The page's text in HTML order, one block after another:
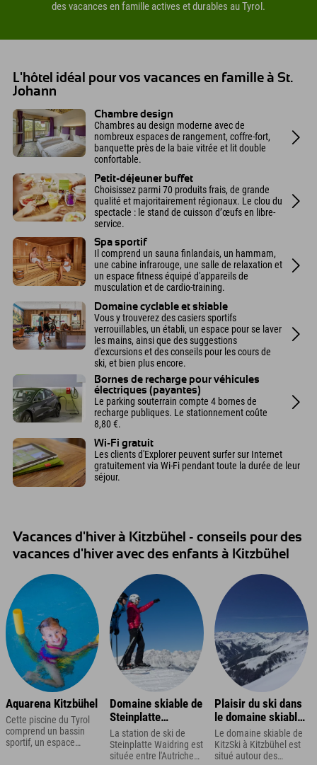
des vacances en famille actives et durables au Tyrol.
L'hôtel idéal pour vos vacances en famille à St.
Johann
Chambre design
Chambres au design moderne avec de
nombreux espaces de rangement, coffre-fort,
banquette près de la baie vitrée et lit double
confortable.
Petit-déjeuner buffet
Choisissez parmi 70 produits frais, de grande
qualité et majoritairement régionaux. Le clou du
spectacle : le stand de cuisson d’œufs en libre-
service.
Spa sportif
Il comprend un sauna finlandais, un hammam,
une cabine infrarouge, une salle de relaxation et
un espace fitness équipé d'appareils de
musculation et de cardio-training.
Domaine cyclable et skiable
Vous y trouverez des casiers sportifs
verrouillables, un établi, un espace pour se laver
les mains, ainsi que des suggestions
d'excursions et des conseils pour les cours de
ski, et bien plus encore.
Bornes de recharge pour véhicules
électriques (payantes)
Le parking souterrain compte 4 bornes de
recharge publiques. Le stationnement coûte
8,80 €.
Wi-Fi gratuit
Les clients d'Explorer peuvent surfer sur Internet
gratuitement via Wi-Fi pendant toute la durée de leur
séjour.
Vacances d'hiver à Kitzbühel - conseils pour des
vacances d'hiver avec des enfants à Kitzbühel
Aquarena Kitzbühel
Cette piscine du Tyrol
comprend un bassin
sportif, un espace
Domaine skiable de
Steinplatte
Waidring
La station de ski de
Steinplatte Waidring est
située entre l'Autriche
Plaisir du ski dans
le domaine skiable
de KitzSki
Le domaine skiable de
KitzSki à Kitzbühel est
situé autour des